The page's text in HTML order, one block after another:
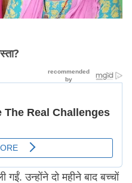
गईं. उन्होंने दो महीने बाद बच्चों